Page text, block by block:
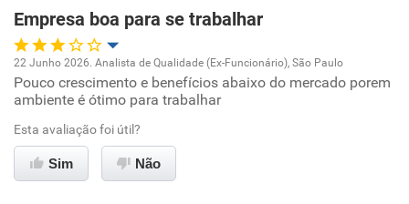
Empresa boa para se trabalhar
Oportunidade de promoção
Ambiente de trabalho
Conciliação com a vida familiar
22 Junho 2026. Analista de Qualidade (Ex-Funcionário), São Paulo
Pouco crescimento e benefícios abaixo do mercado porem
ambiente é ótimo para trabalhar
Esta avaliação foi útil?
Sim Não